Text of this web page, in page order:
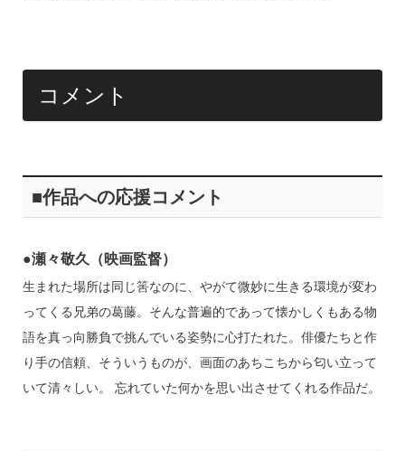
コメント
■作品への応援コメント
●瀬々敬久（映画監督）
生まれた場所は同じ筈なのに、やがて微妙に生きる環境が変わ
ってくる兄弟の葛藤。そんな普遍的であって懐かしくもある物
語を真っ向勝負で挑んでいる姿勢に心打たれた。俳優たちと作
り手の信頼、そういうものが、画面のあちこちから匂い立って
いて清々しい。 忘れていた何かを思い出させてくれる作品だ。